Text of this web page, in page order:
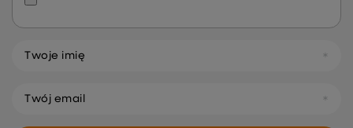
Twoje imię
Twój email